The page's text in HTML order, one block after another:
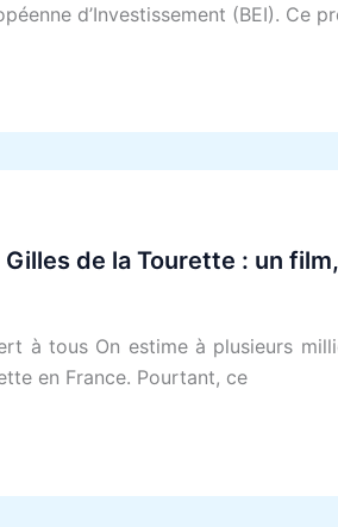
d’Investissement (BEI). Ce
de la Tourette : un
à tous On estime à plusieurs
en France. Pourtant, ce